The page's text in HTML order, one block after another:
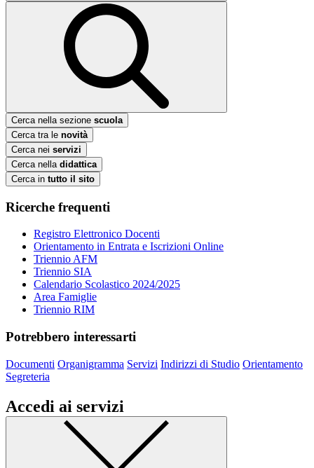
Cerca nella sezione scuola
Cerca tra le novità
Cerca nei servizi
Cerca nella didattica
Cerca in tutto il sito
Ricerche frequenti
Registro Elettronico Docenti
Orientamento in Entrata e Iscrizioni Online
Triennio AFM
Triennio SIA
Calendario Scolastico 2024/2025
Area Famiglie
Triennio RIM
Potrebbero interessarti
Documenti Organigramma Servizi Indirizzi di Studio Orientamento
Segreteria
Accedi ai servizi